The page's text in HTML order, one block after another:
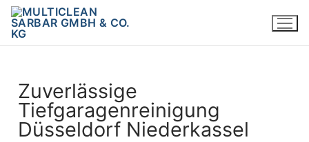
Zuverlässige
Tiefgaragenreinigung
Düsseldorf Niederkassel